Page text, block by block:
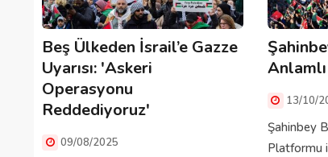
Beş Ülkeden İsrail’e Gazze
Uyarısı: 'Askeri
Operasyonu
Reddediyoruz'
09/08/2025
13/10/
Şahinbey
Platformu